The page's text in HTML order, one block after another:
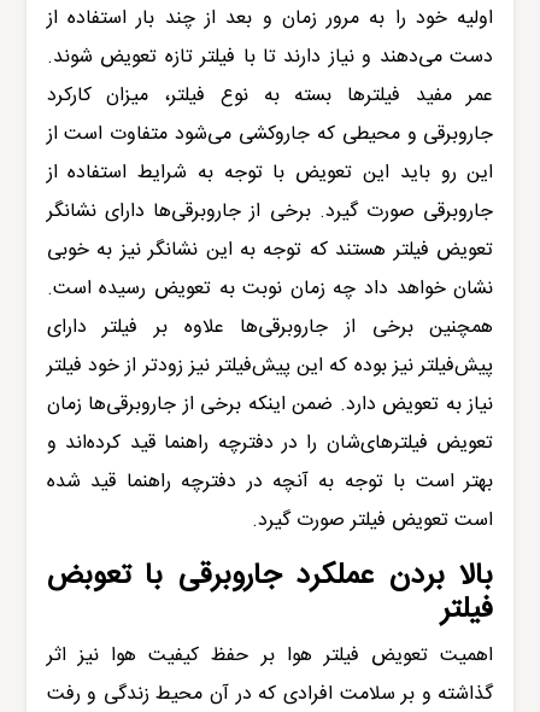
اولیه خود را به مرور زمان و بعد از چند بار استفاده از
دست می‌دهند و نیاز دارند تا با فیلتر تازه تعویض شوند.
عمر مفید فیلترها بسته به نوع فیلتر، میزان کارکرد
جاروبرقی و محیطی که جاروکشی می‌شود متفاوت است از
این رو باید این تعویض با توجه به شرایط استفاده از
جاروبرقی صورت گیرد. برخی از جاروبرقی‌ها دارای نشانگر
تعویض فیلتر هستند که توجه به این نشانگر نیز به خوبی
نشان خواهد داد چه زمان نوبت به تعویض رسیده است.
همچنین برخی از جاروبرقی‌ها علاوه بر فیلتر دارای
پیش‌فیلتر نیز بوده که این پیش‌فیلتر نیز زودتر از خود فیلتر
نیاز به تعویض دارد. ضمن اینکه برخی از جاروبرقی‌ها زمان
تعویض فیلترهای‌شان را در دفترچه راهنما قید کرده‌اند و
بهتر است با توجه به آنچه در دفترچه راهنما قید شده
است تعویض فیلتر صورت گیرد.
بالا بردن عملکردجاروبرقی با تعوبض
فیلتر
اهمیت تعویض فیلتر هوا بر حفظ کیفیت هوا نیز اثر
گذاشته و بر سلامت افرادی که در آن محیط زندگی و رفت